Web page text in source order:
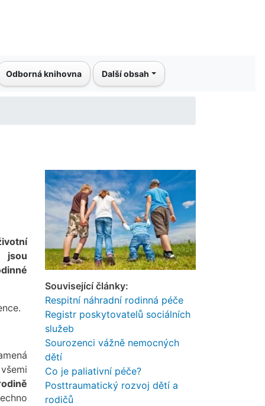
Odborná knihovna Další obsah
jsou
Související články:
Respitní náhradní rodinná péče
Registr poskytovatelů sociálních
služeb
Sourozenci vážně nemocných
dětí
Co je paliativní péče?
Posttraumatický rozvoj dětí a
rodičů